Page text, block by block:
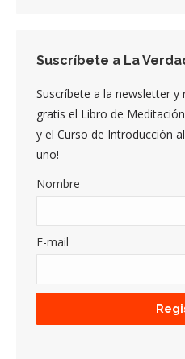
Suscríbete a La
Suscríbete a la newsletter
gratis el Libro de
y el Curso de Introducción
uno!
Nombre
E-mail